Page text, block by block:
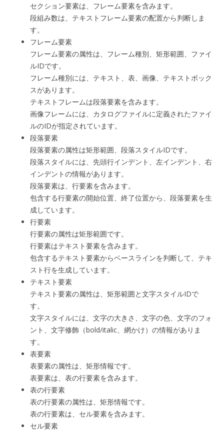
セクション要素は、フレーム要素を含みます。
段組み数は、テキストフレーム要素の配置から判断しま
す。
フレーム要素
フレーム要素の属性は、フレーム種別、矩形範囲、ファイ
ルIDです。
フレーム種別には、テキスト、表、画像、テキストボック
スがあります。
テキストフレームは段落要素を含みます。
画像フレームには、カタログファイルに定義されたファイ
ルのIDが指定されています。
段落要素
段落要素の属性は矩形範囲、段落スタイルIDです。
段落スタイルには、先頭行インデント、左インデント、右
インデントの情報があります。
段落要素は、行要素を含みます。
包含する行要素の開始位置、終了位置から、段落要素を生
成しています。
行要素
行要素の属性は矩形範囲です。
行要素はテキスト要素を含みます。
包含するテキスト要素からベースラインを判断して、テキ
スト行を生成しています。
テキスト要素
テキスト要素の属性は、矩形範囲と文字スタイルIDで
す。
文字スタイルには、文字の大きさ、文字の色、文字のフォ
ント、文字修飾（bold/italic、網かけ）の情報がありま
す。
表要素
表要素の属性は、矩形情報です。
表要素は、表の行要素を含みます。
表の行要素
表の行要素の属性は、矩形情報です。
表の行要素は、セル要素を含みます。
セル要素